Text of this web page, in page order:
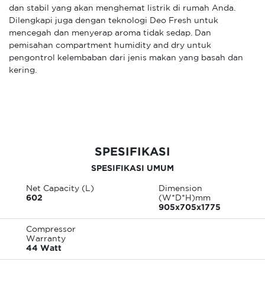
dan stabil yang akan menghemat listrik di rumah Anda.
Dilengkapi juga dengan teknologi Deo Fresh untuk
mencegah dan menyerap aroma tidak sedap. Dan
pemisahan compartment humidity and dry untuk
pengontrol kelembaban dari jenis makan yang basah dan
kering.
SPESIFIKASI
SPESIFIKASI UMUM
Net Capacity (L)
602
Dimension
(W*D*H)mm
905x705x1775
Compressor
Warranty
44 Watt